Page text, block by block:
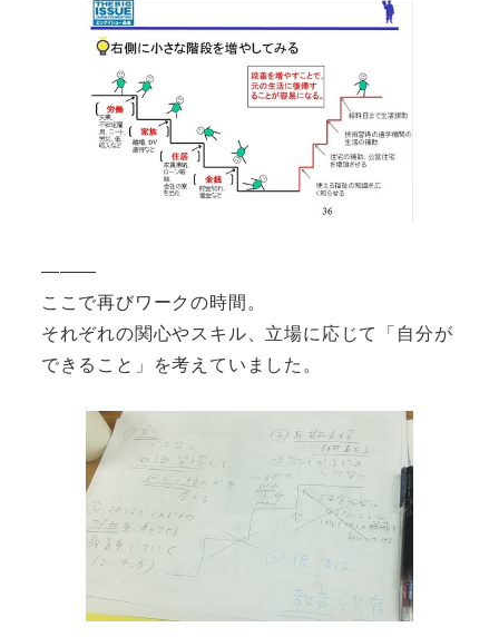
―――
ここで再びワークの時間。
それぞれの関心やスキル、立場に応じて「自分が
できること」を考えていました。